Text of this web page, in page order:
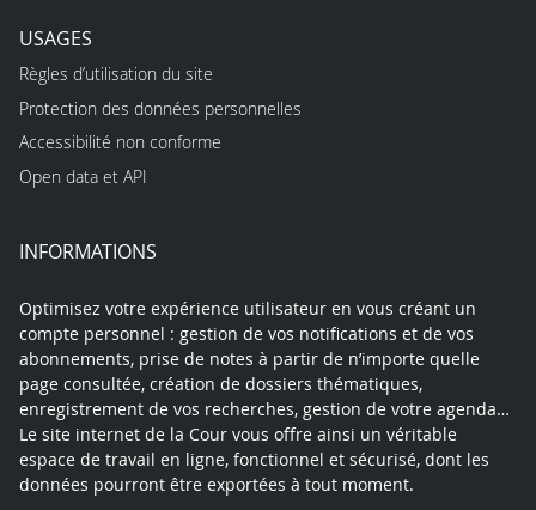
USAGES
Règles d’utilisation du site
Protection des données personnelles
Accessibilité non conforme
Open data et API
INFORMATIONS
Optimisez votre expérience utilisateur en vous créant un
compte personnel : gestion de vos notifications et de vos
abonnements, prise de notes à partir de n’importe quelle
page consultée, création de dossiers thématiques,
enregistrement de vos recherches, gestion de votre agenda…
Le site internet de la Cour vous offre ainsi un véritable
espace de travail en ligne, fonctionnel et sécurisé, dont les
données pourront être exportées à tout moment.